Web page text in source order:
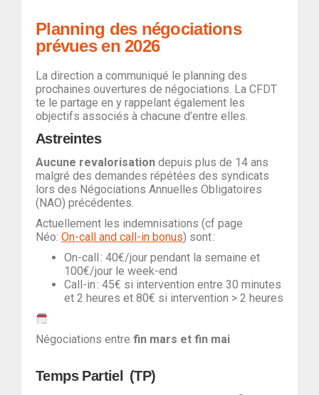
Planning des négociations
prévues en 2026
La direction a communiqué le planning des
prochaines ouvertures de négociations. La CFDT
te le partage en y rappelant également les
objectifs associés à chacune d’entre elles.
Astreintes
Aucune revalorisation depuis plus de 14 ans
malgré des demandes répétées des syndicats
lors des Négociations Annuelles Obligatoires
(NAO) précédentes.
Actuellement les indemnisations (cf page
Néo: On-call and call-in bonus) sont :
On-call : 40€/jour pendant la semaine et
100€/jour le week-end
Call-in : 45€ si intervention entre 30 minutes
et 2 heures et 80€ si intervention > 2 heures
Négociations entre fin mars et fin mai
Temps Partiel (TP)